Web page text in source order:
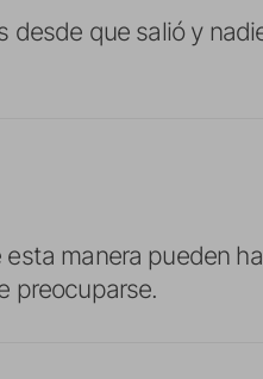
desde que salió y
manera pueden
preocuparse.